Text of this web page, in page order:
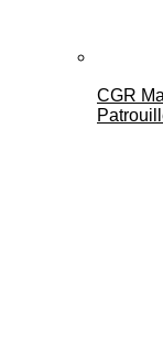
CGR